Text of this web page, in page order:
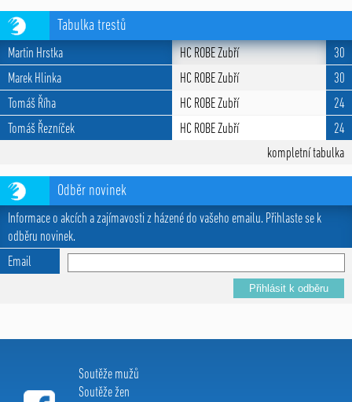
Tabulka trestů
Martin Hrstka HC ROBE Zubří
30
Marek Hlinka
HC ROBE Zubří
30
Tomáš Říha
HC ROBE Zubří
24
Tomáš Řezníček
HC ROBE Zubří
24
kompletní tabulka
Odběr novinek
Informace o akcích a zajímavosti z házené do vašeho emailu. Přihlaste se k
odběru novinek.
Email
Soutěže mužů
Soutěže žen